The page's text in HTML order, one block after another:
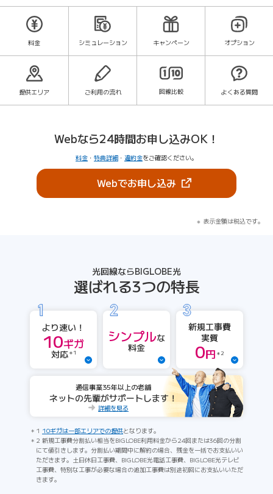
料金 シミュレーション キャンペーン オプション
提供エリア ご利用の流れ 回線比較 よくある質問
Webなら24時間お申し込みOK！
料金 ・ 特典詳細 ・ 違約金をご確認ください。
Webでお申し込み（新しいタブで開き
表示金額は税込です。
光回線ならBIGLOBE光
選ばれる3つの特長
より速い！
10ギガ
対応＊1
シンプルな
料金
新規工事費
実質
0円 ＊2
通信事業35年以上の老舗
ネットの先輩がサポートします！
詳細を見る
1 10ギガは一部エリアでの提供となります。
2 新規工事費分割払い相当をBIGLOBE利用料金から24回または36回の分割
にて値引きします。分割払い期間中に解約の場合、残金を一括でお支払いい
ただきます。土日休日工事費、BIGLOBE光電話工事費、BIGLOBE光テレビ
工事費、特別な工事が必要な場合の追加工事費は別途初回にお支払いいただ
きます。